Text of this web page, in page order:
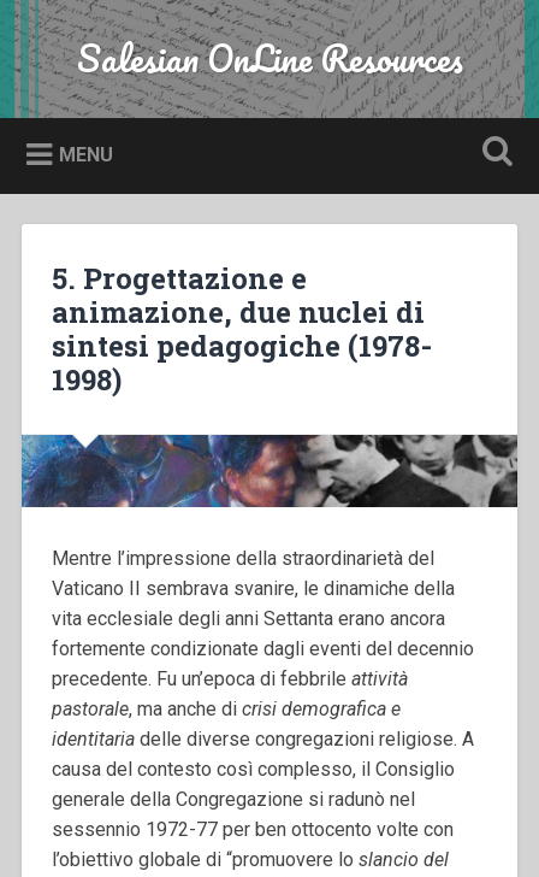
Skip
to
content
Search Salesian OnLine Resources
MENU
5. Progettazione e
animazione, due nuclei di
sintesi pedagogiche (1978-
1998)
Mentre l’impressione della straordinarietà del
Vaticano II sembrava svanire, le dinamiche della
vita ecclesiale degli anni Settanta erano ancora
fortemente condizionate dagli eventi del decennio
precedente. Fu un’epoca di febbrile attività
pastorale, ma anche di crisi demografica e
identitariadelle diverse congregazioni religiose. A
causa del contesto così complesso, il Consiglio
generale della Congregazione si radunò nel
sessennio 1972-77 per ben ottocento volte con
l’obiettivo globale di “promuovere lo slancio del